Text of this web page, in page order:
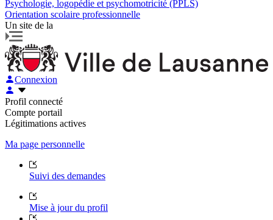
Psychologie, logopédie et psychomotricité (PPLS)
Orientation scolaire professionnelle
Un site de la
Connexion
Profil connecté
Compte portail
Légitimations actives
Ma page personnelle
Suivi des demandes
Mise à jour du profil